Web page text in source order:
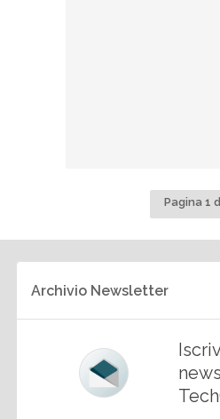
Pagina 1
Archivio Newsletter